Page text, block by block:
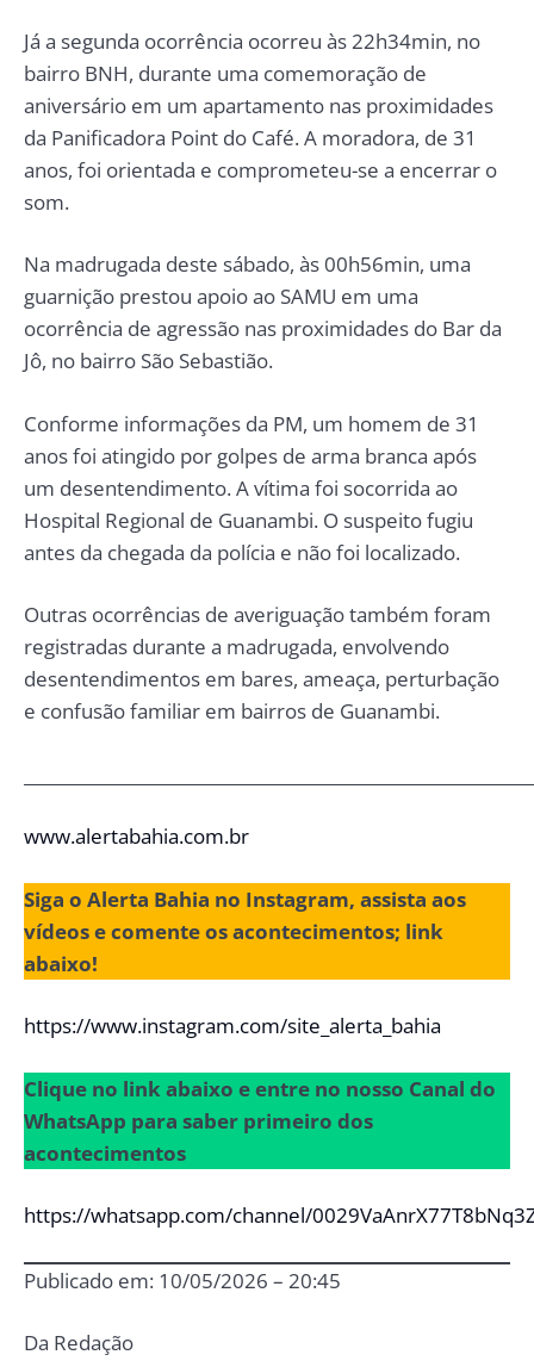
Já a segunda ocorrência ocorreu às 22h34min, no
bairro BNH, durante uma comemoração de
aniversário em um apartamento nas proximidades
da Panificadora Point do Café. A moradora, de 31
anos, foi orientada e comprometeu-se a encerrar o
som.
Na madrugada deste sábado, às 00h56min, uma
guarnição prestou apoio ao SAMU em uma
ocorrência de agressão nas proximidades do Bar da
Jô, no bairro São Sebastião.
Conforme informações da PM, um homem de 31
anos foi atingido por golpes de arma branca após
um desentendimento. A vítima foi socorrida ao
Hospital Regional de Guanambi. O suspeito fugiu
antes da chegada da polícia e não foi localizado.
Outras ocorrências de averiguação também foram
registradas durante a madrugada, envolvendo
desentendimentos em bares, ameaça, perturbação
e confusão familiar em bairros de Guanambi.
www.alertabahia.com.br
Siga o Alerta Bahia no Instagram, assista aos
vídeos e comente os acontecimentos; link
abaixo!
https://www.instagram.com/site_alerta_bahia
Clique no link abaixo e entre no nosso Canal do
WhatsApp para saber primeiro dos
acontecimentos
https://whatsapp.com/channel/
Publicado em: 10/05/2026 – 20:45
Da Redação